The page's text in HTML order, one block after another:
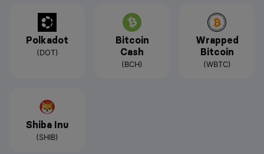
Polkadot
(DOT)
Bitcoin
Cash
(BCH)
Wrapped
Bitcoin
(WBTC)
Shiba Inu
(SHIB)